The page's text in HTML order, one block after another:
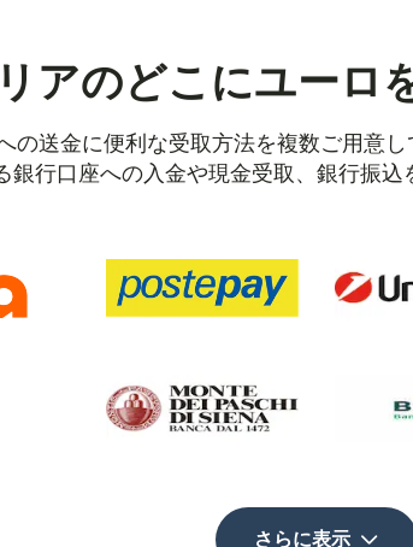
アのどこにユーロ
の送金に便利な受取方法を複数ご用意
銀行口座への入金や現金受取、銀行振込
さらに表示